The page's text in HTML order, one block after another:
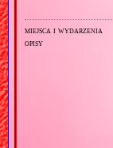
miejsca i wydarzenia
opisy